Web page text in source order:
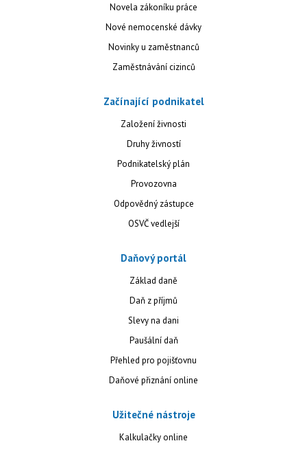
Novela zákoníku práce
Nové nemocenské dávky
Novinky u zaměstnanců
Zaměstnávání cizinců
Začínající podnikatel
Založení živnosti
Druhy živností
Podnikatelský plán
Provozovna
Odpovědný zástupce
OSVČ vedlejší
Daňový portál
Základ daně
Daň z příjmů
Slevy na dani
Paušální daň
Přehled pro pojišťovnu
Daňové přiznání online
Užitečné nástroje
Kalkulačky online